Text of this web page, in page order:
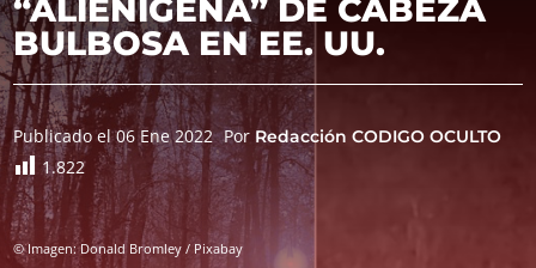
“ALIENÍGENA” DE CABEZA
BULBOSA EN EE. UU.
Publicado el 06 Ene 2022 Por Redacción CODIGO OCULTO
1.822
© Imagen: Donald Bromley / Pixabay